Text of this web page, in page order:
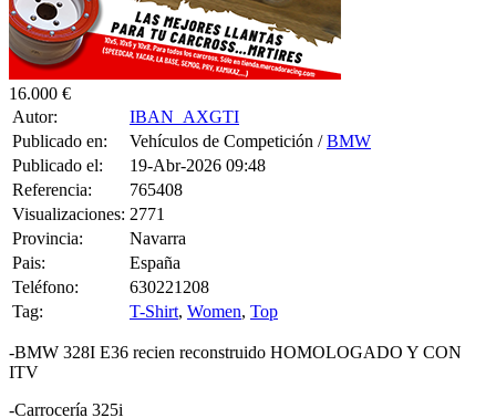
16.000 €
Autor:
Publicado en:
Vehículos de Competición /
Publicado el:
19-Abr-2026 09:48
Referencia:
765408
Visualizaciones:
2771
Provincia:
Navarra
Pais:
España
Teléfono:
630221208
Tag:
T-Shirt,Women
-BMW 328I E36 recien reconstruido HOMOLOGADO Y CON
ITV
-Carrocería 325i